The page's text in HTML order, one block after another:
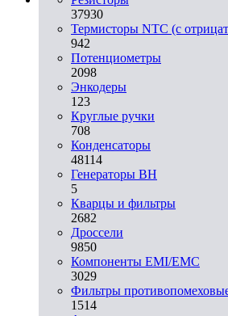
37930
Термисторы NTC (с
942
Потенциометры
2098
Энкодеры
123
Круглые ручки
708
Конденсаторы
48114
Генераторы ВН
5
Кварцы и фильтры
2682
Дроссели
9850
Компоненты EMI/EMC
3029
Фильтры
1514